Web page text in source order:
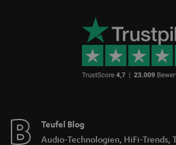
Teufel Blog
Audio-Technologien, HiFi-Trends,